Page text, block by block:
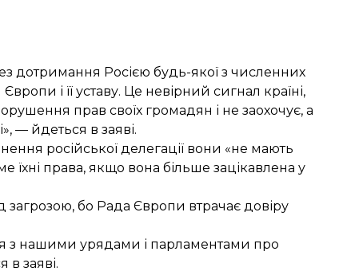
дотримання Росією будь-якої з численних
і її уставу. Це невірний сигнал країні,
прав своїх громадян і не заохочує, а
— йдеться в заяві.
російської делегації вони «не мають
їхні права, якщо вона більше зацікавлена у
бо Рада Європи втрачає довіру
з нашими урядами і парламентами про
в заяві.